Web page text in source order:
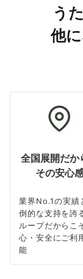
う
他
全国展開だか
その安心
業界No.1の実績
倒的な支持を誇
ループだからこ
心・安全にご利
能